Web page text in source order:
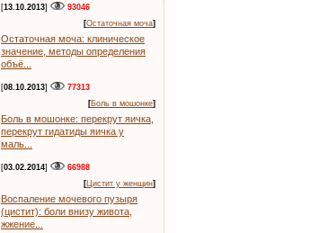
[13.10.2013]
93046
[Остаточная моча]
Остаточная моча: клиническое
значение, методы определения
объё...
[08.10.2013]
77313
[Боль в мошонке]
Боль в мошонке: перекрут яичка,
перекрут гидатиды яичка у
маль...
[03.02.2014]
66988
[Цистит у женщин]
Воспаление мочевого пузыря
(цистит): боли внизу живота,
жжение...